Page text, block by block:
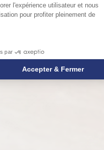
du
l'expérience utilisateur et nous
pour profiter pleinement de
par
Accepter & Fermer